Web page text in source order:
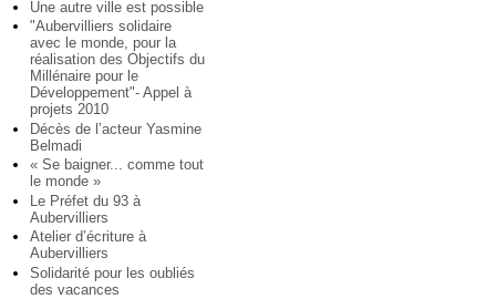
Une autre ville est possible
"Aubervilliers solidaire
avec le monde, pour la
réalisation des Objectifs du
Millénaire pour le
Développement"- Appel à
projets 2010
Décès de l’acteur Yasmine
Belmadi
« Se baigner... comme tout
le monde »
Le Préfet du 93 à
Aubervilliers
Atelier d’écriture à
Aubervilliers
Solidarité pour les oubliés
des vacances